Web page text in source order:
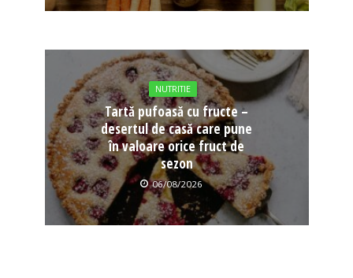
NUTRITIE
Tartă pufoasă cu fructe –
desertul de casă care pune
în valoare orice fruct de
sezon
06/08/2026